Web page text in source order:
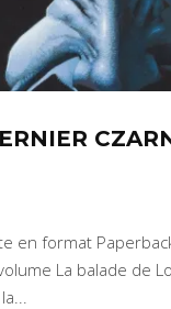
en format
La balade de